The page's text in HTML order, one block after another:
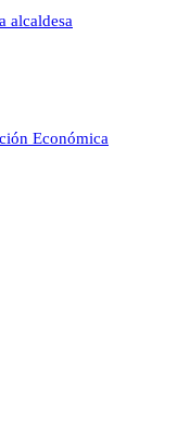
alcaldesa
Económica